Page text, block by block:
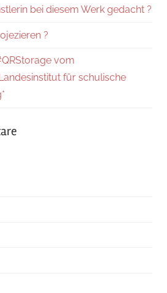
bei diesem Werk gedacht ?
?
vom
für schulische